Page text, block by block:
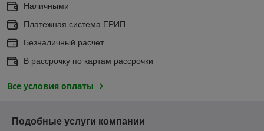
Наличными
Платежная система ЕРИП
Безналичный расчет
В рассрочку по картам рассрочки
Все условия оплаты
Подобные услуги компании